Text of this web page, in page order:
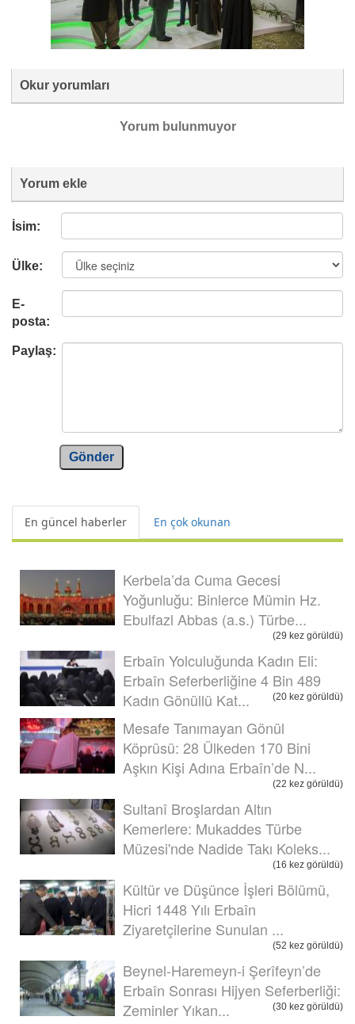
Okur yorumları
Yorum bulunmuyor
Yorum ekle
İsim:
Ülke:
E-
posta:
Paylaş:
Gönder
En güncel haberler En çok okunan
Kerbela’da Cuma Gecesi
Yoğunluğu: Binlerce Mümin Hz.
Ebulfazl Abbas (a.s.) Türbe...
(29 kez görüldü)
Erbaîn Yolculuğunda Kadın Eli:
Erbaîn Seferberliğine 4 Bin 489
Kadın Gönüllü Kat...
(20 kez görüldü)
Mesafe Tanımayan Gönül
Köprüsü: 28 Ülkeden 170 Bini
Aşkın Kişi Adına Erbaîn’de N...
(22 kez görüldü)
Sultanî Broşlardan Altın
Kemerlere: Mukaddes Türbe
Müzesi'nde Nadide Takı Koleks...
(16 kez görüldü)
Kültür ve Düşünce İşleri Bölümü,
Hicri 1448 Yılı Erbaîn
Ziyaretçilerine Sunulan ...
(52 kez görüldü)
Beynel-Haremeyn-i Şerîfeyn’de
Erbaîn Sonrası Hijyen Seferberliği:
Zeminler Yıkan...
(30 kez görüldü)